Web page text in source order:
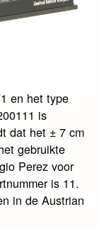
en het type
is
dat het ± 7 cm
gebruikte
Perez voor
is 11.
in de Austrian